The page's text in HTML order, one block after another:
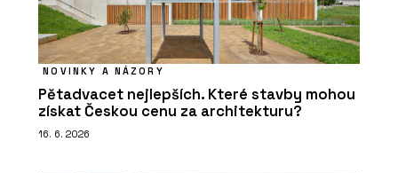
NOVINKY A NÁZORY
Pětadvacet nejlepších. Které stavby mohou
získat Českou cenu za architekturu?
16. 6. 2026